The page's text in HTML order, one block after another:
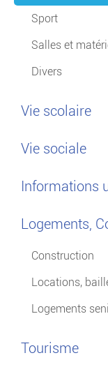
Sport
Salles et
Divers
Vie scolaire
Vie sociale
Informations
Logements,
Construction
Locations,
Logements
Tourisme